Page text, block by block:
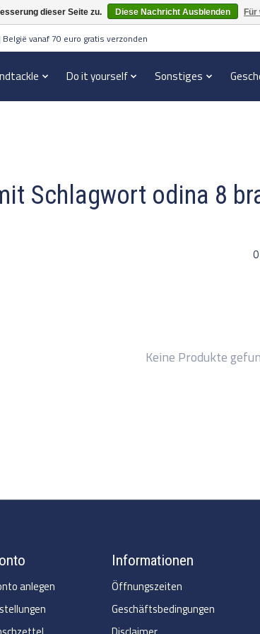
vanaf 70 euro gratis verzonden
Do it yourself Sonstiges
Schlagwort odina 8
Keine Produkte
anlegen
Informationen
Öffnungszeiten
Geschäftsbedingungen
dieser Seite zu. Diese Nachricht Ausblenden